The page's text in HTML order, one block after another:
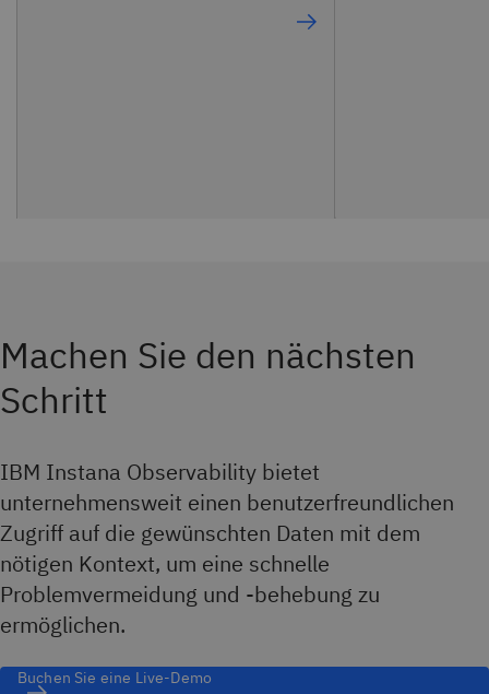
Machen Sie den nächsten
Schritt
IBM Instana Observability bietet
unternehmensweit einen benutzerfreundlichen
Zugriff auf die gewünschten Daten mit dem
nötigen Kontext, um eine schnelle
Problemvermeidung und -behebung zu
ermöglichen.
Buchen Sie eine Live-Demo